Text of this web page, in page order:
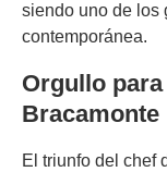
siendo uno de los
contemporánea.
Orgullo
Bracamonte
El triunfo del chef